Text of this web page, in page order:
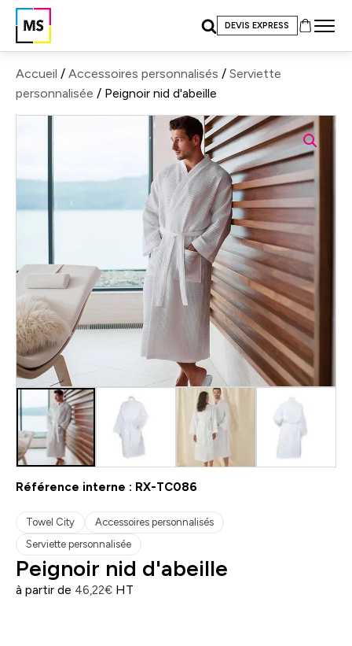
DEVIS EXPRESS
Accueil / Accessoires personnalisés / Serviette
personnalisée / Peignoir nid d'abeille
Référence interne : RX-TC086
Towel City
Accessoires personnalisés
Serviette personnalisée
Peignoir nid d'abeille
à partir de 46,22€ HT